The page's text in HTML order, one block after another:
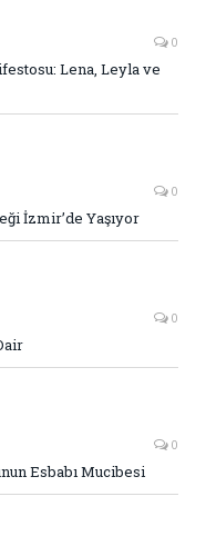
0
Lena, Leyla ve
0
İzmir’de Yaşıyor
0
0
Esbabı Mucibesi